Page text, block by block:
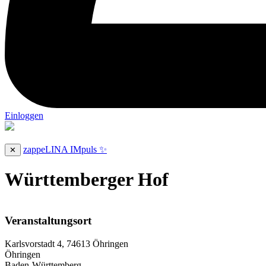
Einloggen
✕ zappeLINA IMpuls ✨
Württemberger Hof
Veranstaltungsort
Karlsvorstadt 4, 74613 Öhringen
Öhringen